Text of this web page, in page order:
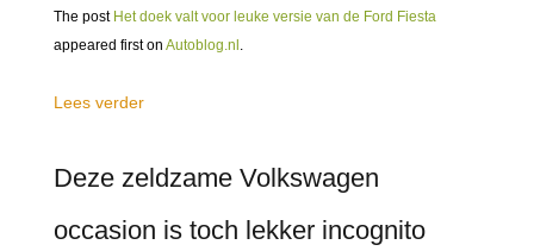
The post Het doek valt voor leuke versie van de Ford Fiesta
appeared first on Autoblog.nl .
Lees verder
Deze zeldzame Volkswagen
occasion is toch lekker incognito